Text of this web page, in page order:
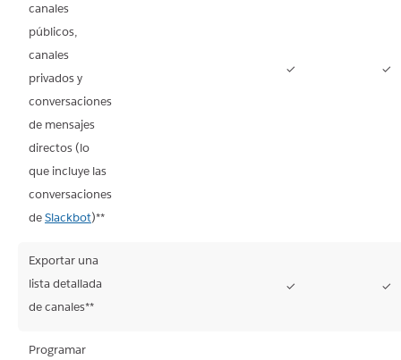
canales
públicos,
canales
privados y
conversaciones
de mensajes
directos (lo
que incluye las
conversaciones
deSlackbot)**
✓ ✓
Exportar una
lista detallada
de canales**
✓ ✓
Programar